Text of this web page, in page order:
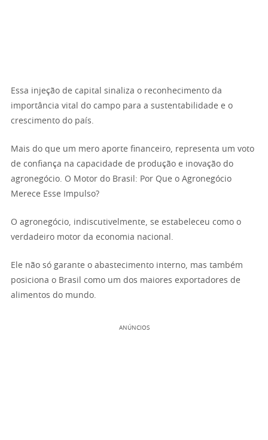
Essa injeção de capital sinaliza o reconhecimento da
importância vital do campo para a sustentabilidade e o
crescimento do país.
Mais do que um mero aporte financeiro, representa um voto
de confiança na capacidade de produção e inovação do
agronegócio. O Motor do Brasil: Por Que o Agronegócio
Merece Esse Impulso?
O agronegócio, indiscutivelmente, se estabeleceu como o
verdadeiro motor da economia nacional.
Ele não só garante o abastecimento interno, mas também
posiciona o Brasil como um dos maiores exportadores de
alimentos do mundo.
ANÚNCIOS